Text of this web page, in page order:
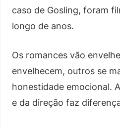
caso de Gosling, foram
longo de anos.
Os romances vão
envelhecem, outros se
honestidade emocional.
e da direção faz